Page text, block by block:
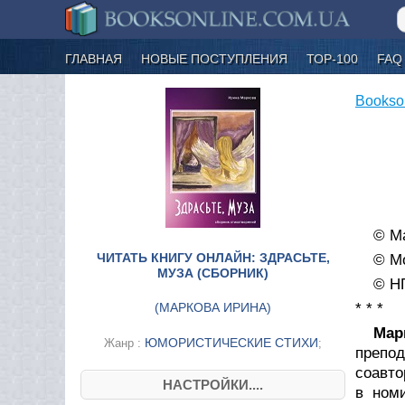
ГЛАВНАЯ НОВЫЕ ПОСТУПЛЕНИЯ ТОР-100 FAQ
ЧИТАТЬ КНИГУ ОНЛАЙН: ЗДРАСЬТЕ,
МУЗА (СБОРНИК)
(МАРКОВА ИРИНА)
Жанр : ЮМОРИСТИЧЕСКИЕ СТИХИ;
НАСТРОЙКИ....
©
©
©
* * *
в